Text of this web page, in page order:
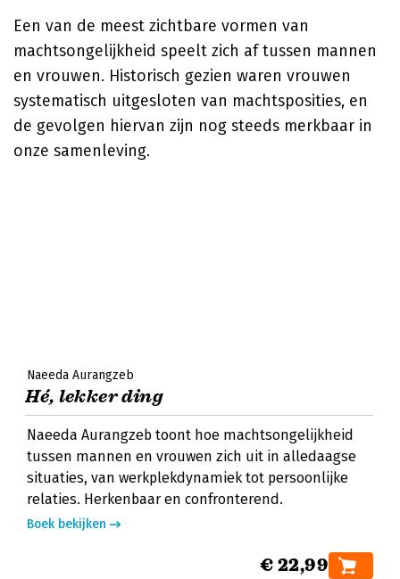
Een van de meest zichtbare vormen van
machtsongelijkheid speelt zich af tussen mannen
en vrouwen. Historisch gezien waren vrouwen
systematisch uitgesloten van machtsposities, en
de gevolgen hiervan zijn nog steeds merkbaar in
onze samenleving.
Naeeda Aurangzeb
Hé, lekker ding
Naeeda Aurangzeb toont hoe machtsongelijkheid
tussen mannen en vrouwen zich uit in alledaagse
situaties, van werkplekdynamiek tot persoonlijke
relaties. Herkenbaar en confronterend.
Boek bekijken
€ 22,99